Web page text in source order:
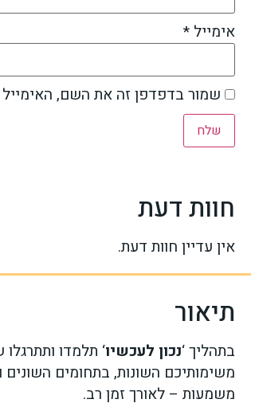
חוות דעת
אין עדיין חוות דעת.
אימייל *
שמור בדפדפן זה את השם,
תיאור
בתהליך ‘נכון לעכשיו‘ תלמדו
משימותיכם השונות, בתחומים השונים
משמעות – לאורך זמן רב.